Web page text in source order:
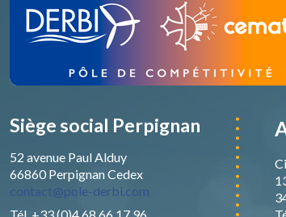
Siège social Perpignan
52 avenue Paul Alduy
66860 Perpignan Cedex
contact@pole-derbi.com